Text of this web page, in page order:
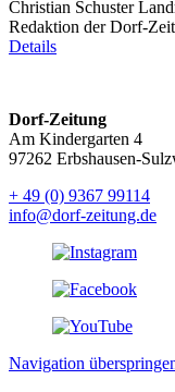
Christian Schuster
Redaktion der Dorf-
Details
Dorf-Zeitung
Am Kindergarten 4
97262 Erbshausen-
+ 49 (0) 9367 99114
info@dorf-zeitung.de
Navigation